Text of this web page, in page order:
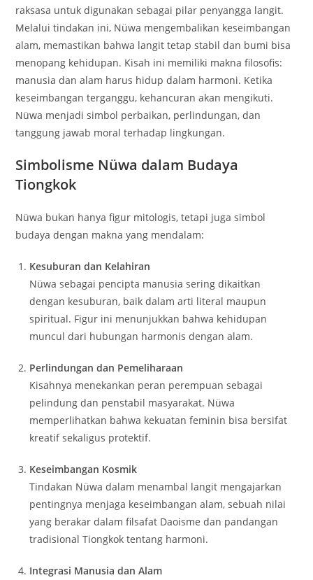
raksasa untuk digunakan sebagai pilar penyangga langit.
Melalui tindakan ini, Nüwa mengembalikan keseimbangan
alam, memastikan bahwa langit tetap stabil dan bumi bisa
menopang kehidupan. Kisah ini memiliki makna filosofis:
manusia dan alam harus hidup dalam harmoni. Ketika
keseimbangan terganggu, kehancuran akan mengikuti.
Nüwa menjadi simbol perbaikan, perlindungan, dan
tanggung jawab moral terhadap lingkungan.
Simbolisme Nüwa dalam Budaya
Tiongkok
Nüwa bukan hanya figur mitologis, tetapi juga simbol
budaya dengan makna yang mendalam:
Kesuburan dan Kelahiran
Nüwa sebagai pencipta manusia sering dikaitkan
dengan kesuburan, baik dalam arti literal maupun
spiritual. Figur ini menunjukkan bahwa kehidupan
muncul dari hubungan harmonis dengan alam.
Perlindungan dan Pemeliharaan
Kisahnya menekankan peran perempuan sebagai
pelindung dan penstabil masyarakat. Nüwa
memperlihatkan bahwa kekuatan feminin bisa bersifat
kreatif sekaligus protektif.
Keseimbangan Kosmik
Tindakan Nüwa dalam menambal langit mengajarkan
pentingnya menjaga keseimbangan alam, sebuah nilai
yang berakar dalam filsafat Daoisme dan pandangan
tradisional Tiongkok tentang harmoni.
Integrasi Manusia dan Alam